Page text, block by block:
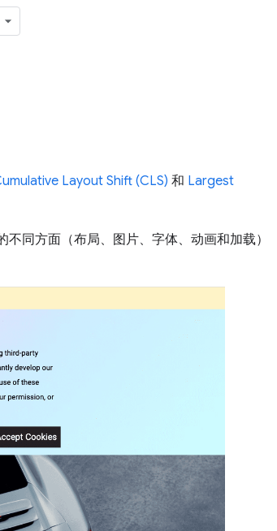
Layout Shift (CLS) 和 Largest
同方面（布局、图片、字体、动画和加载）